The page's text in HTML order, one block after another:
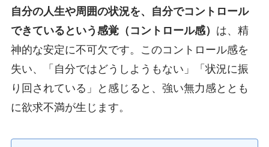
自分の人生や周囲の状況を、自分でコントロール
できているという感覚（コントロール感） は、精
神的な安定に不可欠です。このコントロール感を
失い、「自分ではどうしようもない」「状況に振
り回されている」と感じると、強い無力感ととも
に欲求不満が生じます。